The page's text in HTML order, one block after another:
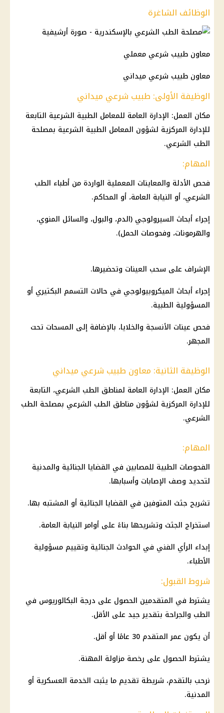
الوظائف الشاغرة
معاون طبيب شرعي معملي
معاون طبيب شرعي ميداني
الوظيفة الأولى: طبيب شرعي ميداني
مكان العمل: الإدارة العامة للمعامل الطبية الشرعية التابعة
للإدارة المركزية لشؤون المعامل الطبية الشرعية بمصلحة
الطب الشرعي.
المهام:
فحص الأدلة والمعاينات المعملية الواردة من أطباء الطب
الشرعي، أو النيابة العامة، أو المحاكم.
إجراء أبحاث السيرولوجي (الدم، والبول، والسائل المنوي،
والهرمونات، وفحوصات الحمل).
الإشراف على سحب العينات وتحضيرها.
إجراء أبحاث الميكروبيولوجي في حالات التسمم البكتيري أو
المسؤولية الطبية.
فحص عينات الأنسجة والخلايا، بالإضافة إلى المسحات تحت
المجهر.
الوظيفة الثانية: معاون طبيب شرعي ميداني
مكان العمل: الإدارة العامة لمناطق الطب الشرعي، التابعة
للإدارة المركزية لشؤون مناطق الطب الشرعي بمصلحة الطب
الشرعي.
المهام:
الفحوصات الطبية للمصابين في القضايا الجنائية والمدنية
لتحديد وصف الإصابات وأسبابها.
تشريح جثث المتوفين في القضايا الجنائية أو المشتبه بها.
استخراج الجثث وتشريحها بناءً على أوامر النيابة العامة.
إبداء الرأي الفني في الحوادث الجنائية وتقييم مسؤولية
الأطباء.
شروط القبول:
يشترط في المتقدمين الحصول على درجة البكالوريوس في
الطب والجراحة بتقدير جيد على الأقل.
أن يكون عمر المتقدم 30 عامًا أو أقل.
يشترط الحصول على رخصة مزاولة المهنة.
نرحب بالتقدم، شريطة تقديم ما يثبت الخدمة العسكرية أو
المدنية.